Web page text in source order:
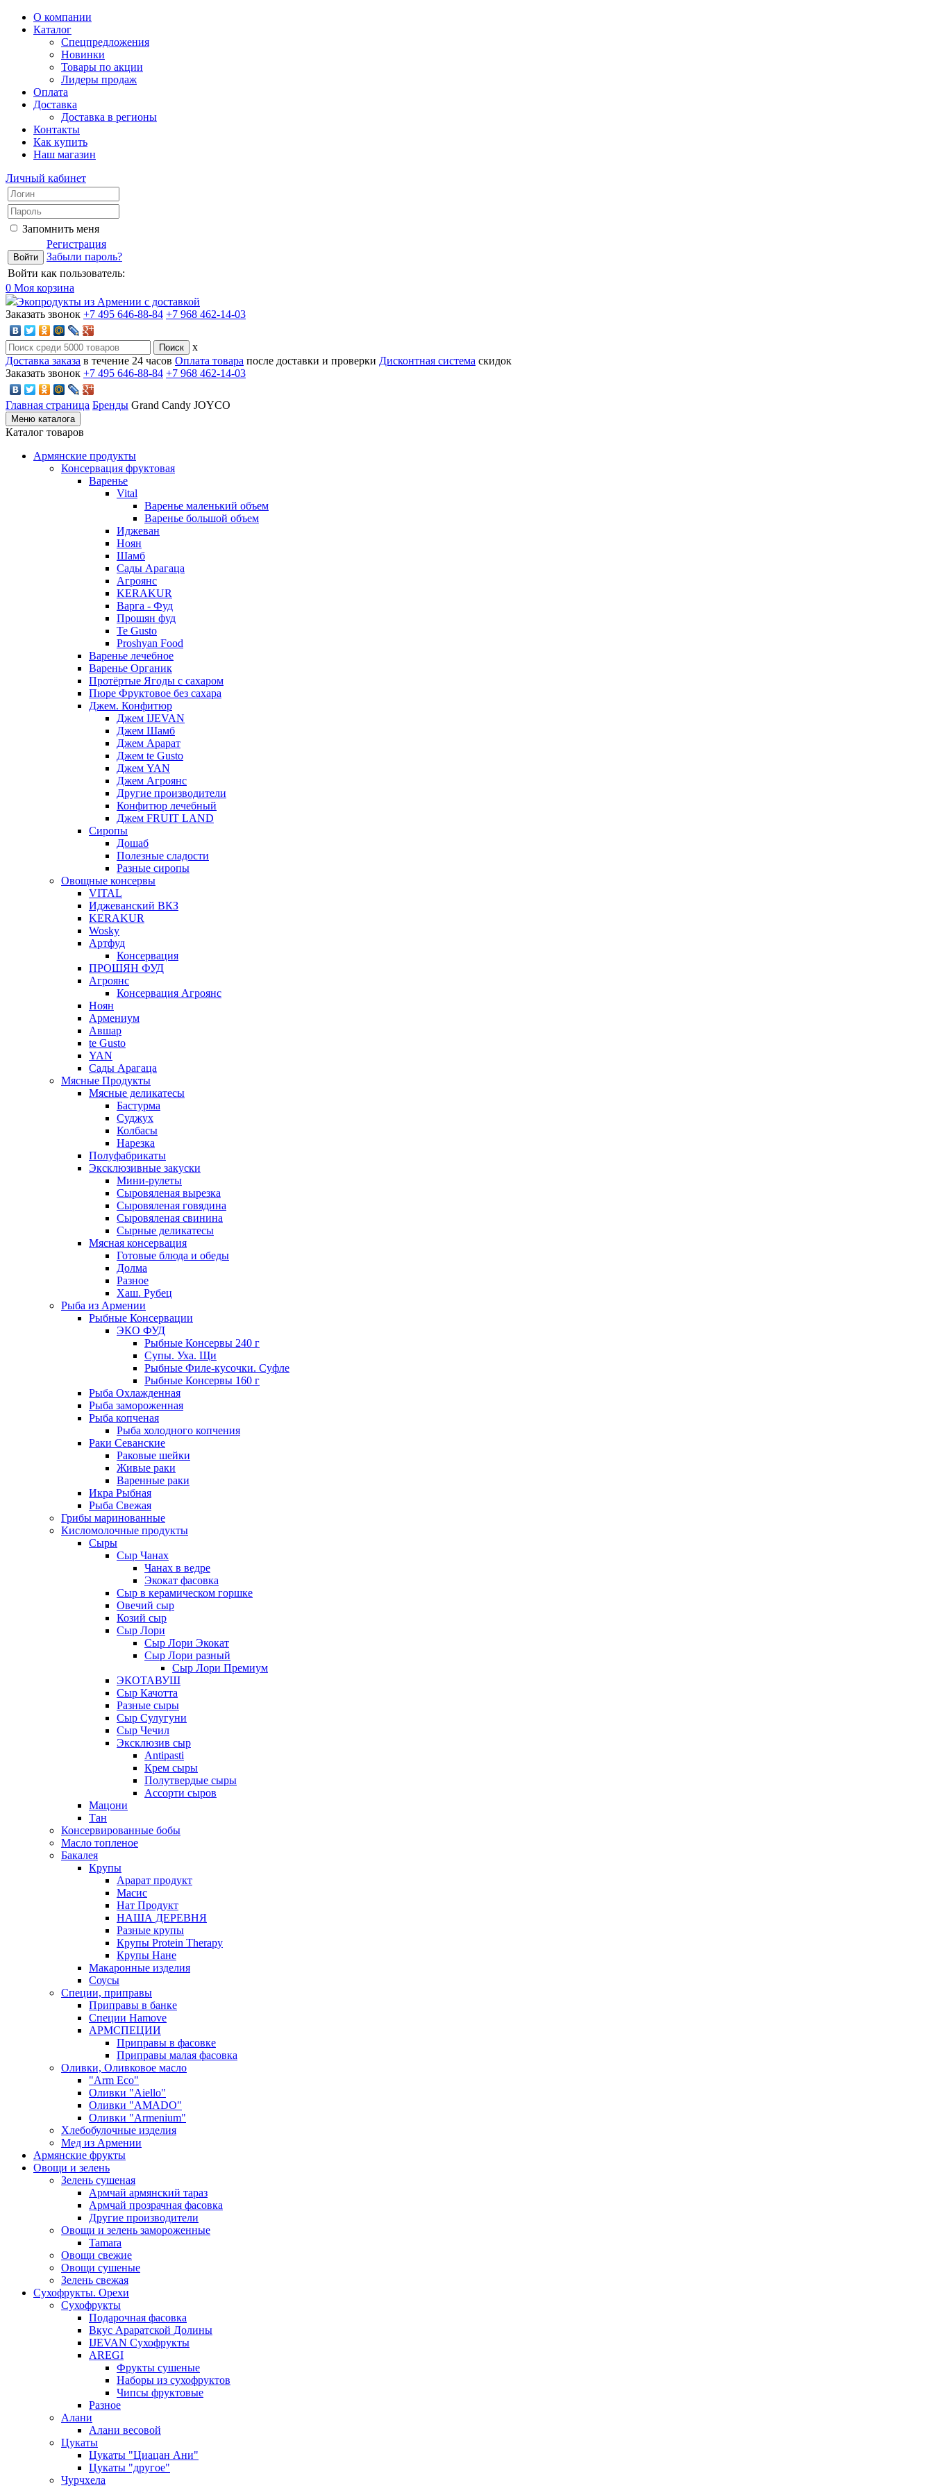
О компании
Каталог
Спецпредложения
Новинки
Товары по акции
Лидеры продаж
Оплата
Доставка
Доставка в регионы
Контакты
Как купить
Наш магазин
Личный кабинет
Запомнить меня
Регистрация
Забыли пароль?
Войти как пользователь:
0 Моя корзина
Экопродукты из Армении с доставкой
Заказать звонок +7 495 646-88-84 +7 968 462-14-03
x
Доставка заказа в течение 24 часов Оплата товара после доставки и проверки Дисконтная система скидок
Заказать звонок +7 495 646-88-84 +7 968 462-14-03
Главная страница Бренды Grand Candy JOYCO
Меню каталога
Каталог товаров
Армянские продукты
Консервация фруктовая
Варенье
Vital
Варенье маленький объем
Варенье большой объем
Иджеван
Ноян
Шамб
Сады Арагаца
Агроянс
KERAKUR
Варга - Фуд
Прошян фуд
Te Gusto
Proshyan Food
Варенье лечебное
Варенье Органик
Протёртые Ягоды с сахаром
Пюре Фруктовое без сахара
Джем. Конфитюр
Джем IJEVAN
Джем Шамб
Джем Арарат
Джем te Gusto
Джем YAN
Джем Агроянс
Другие производители
Конфитюр лечебный
Джем FRUIT LAND
Сиропы
Дошаб
Полезные сладости
Разные сиропы
Овощные консервы
VITAL
Иджеванский ВКЗ
KERAKUR
Wosky
Артфуд
Консервация
ПРОШЯН ФУД
Агроянс
Консервация Агроянс
Ноян
Армениум
Авшар
te Gusto
YAN
Сады Арагаца
Мясные Продукты
Мясные деликатесы
Бастурма
Суджух
Колбасы
Нарезка
Полуфабрикаты
Эксклюзивные закуски
Мини-рулеты
Сыровяленая вырезка
Сыровяленая говядина
Сыровяленая свинина
Сырные деликатесы
Мясная консервация
Готовые блюда и обеды
Долма
Разное
Хаш. Рубец
Рыба из Армении
Рыбные Консервации
ЭКО ФУД
Рыбные Консервы 240 г
Супы. Уха. Щи
Рыбные Филе-кусочки. Суфле
Рыбные Консервы 160 г
Рыба Охлажденная
Рыба замороженная
Рыба копченая
Рыба холодного копчения
Раки Севанские
Раковые шейки
Живые раки
Варенные раки
Икра Рыбная
Рыба Свежая
Грибы маринованные
Кисломолочные продукты
Сыры
Сыр Чанах
Чанах в ведре
Экокат фасовка
Сыр в керамическом горшке
Овечий сыр
Козий сыр
Сыр Лори
Сыр Лори Экокат
Сыр Лори разный
Сыр Лори Премиум
ЭКОТАВУШ
Сыр Качотта
Разные сыры
Сыр Сулугуни
Сыр Чечил
Эксклюзив сыр
Antipasti
Крем сыры
Полутвердые сыры
Ассорти сыров
Мацони
Тан
Консервированные бобы
Масло топленое
Бакалея
Крупы
Арарат продукт
Масис
Нат Продукт
НАША ДЕРЕВНЯ
Разные крупы
Крупы Protein Therapy
Крупы Нане
Макаронные изделия
Соусы
Специи, приправы
Приправы в банке
Специи Hamove
АРМСПЕЦИИ
Приправы в фасовке
Приправы малая фасовка
Оливки, Оливковое масло
"Arm Eco"
Оливки "Aiello"
Оливки "AMADO"
Оливки "Armenium"
Хлебобулочные изделия
Мед из Армении
Армянские фрукты
Овощи и зелень
Зелень сушеная
Армчай армянский тараз
Армчай прозрачная фасовка
Другие производители
Овощи и зелень замороженные
Tamara
Овощи свежие
Овощи сушеные
Зелень свежая
Сухофрукты. Орехи
Сухофрукты
Подарочная фасовка
Вкус Араратской Долины
IJEVAN Сухофрукты
AREGI
Фрукты сушеные
Наборы из сухофруктов
Чипсы фруктовые
Разное
Алани
Алани весовой
Цукаты
Цукаты "Циацан Ани"
Цукаты "другое"
Чурчхела